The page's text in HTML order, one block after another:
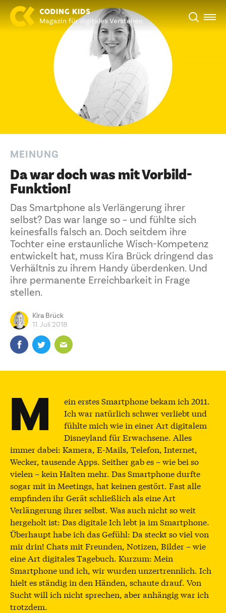
MEINUNG
Da war doch was mit Vorbild-
Funktion!
Das Smartphone als Verlängerung ihrer
selbst? Das war lange so – und fühlte sich
keinesfalls falsch an. Doch seitdem ihre
Tochter eine erstaunliche Wisch-Kompetenz
entwickelt hat, muss Kira Brück dringend das
Verhältnis zu ihrem Handy überdenken. Und
ihre permanente Erreichbarkeit in Frage
stellen.
Kira Brück
11. Juli 2018
M
ein erstes Smartphone bekam ich 2011.
Ich war natürlich schwer verliebt und
fühlte mich wie in einer Art digitalem
Disneyland für Erwachsene. Alles
immer dabei: Kamera, E-Mails, Telefon, Internet,
Wecker, tausende Apps. Seither gab es – wie bei so
vielen – kein Halten mehr. Das Smartphone durfte
sogar mit in Meetings, hat keinen gestört. Fast alle
empfinden ihr Gerät schließlich als eine Art
Verlängerung ihrer selbst. Was auch nicht so weit
hergeholt ist: Das digitale Ich lebt ja im Smartphone.
Überhaupt habe ich das Gefühl: Da steckt so viel von
mir drin! Chats mit Freunden, Notizen, Bilder – wie
eine Art digitales Tagebuch. Kurzum: Mein
Smartphone und ich, wir wurden unzertrennlich. Ich
hielt es ständig in den Händen, schaute drauf. Von
Sucht will ich nicht sprechen, aber anhängig war ich
trotzdem.